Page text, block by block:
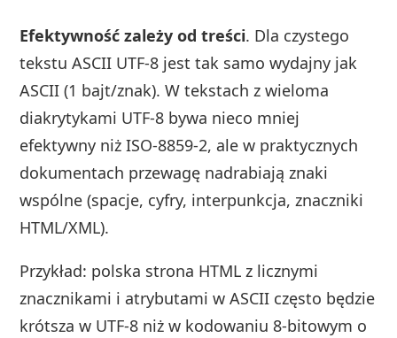
Efektywność zależy od treści. Dla czystego
tekstu ASCII UTF‑8 jest tak samo wydajny jak
ASCII (1 bajt/znak). W tekstach z wieloma
diakrytykami UTF‑8 bywa nieco mniej
efektywny niż ISO‑8859‑2, ale w praktycznych
dokumentach przewagę nadrabiają znaki
wspólne (spacje, cyfry, interpunkcja, znaczniki
HTML/XML).
Przykład: polska strona HTML z licznymi
znacznikami i atrybutami w ASCII często będzie
krótsza w UTF‑8 niż w kodowaniu 8‑bitowym o